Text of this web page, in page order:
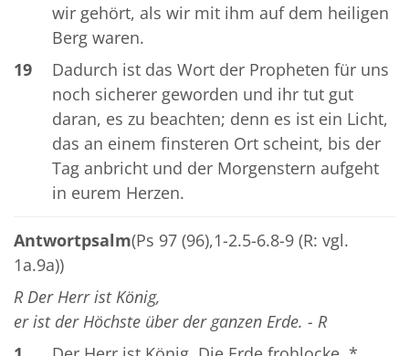
wir gehört, als wir mit ihm auf dem heiligen
Berg waren.
19
Dadurch ist das Wort der Propheten für uns
noch sicherer geworden und ihr tut gut
daran, es zu beachten; denn es ist ein Licht,
das an einem finsteren Ort scheint, bis der
Tag anbricht und der Morgenstern aufgeht
in eurem Herzen.
Antwortpsalm(Ps 97 (96),1-2.5-6.8-9 (R: vgl.
1a.9a))
R Der Herr ist König,
er ist der Höchste über der ganzen Erde. - R